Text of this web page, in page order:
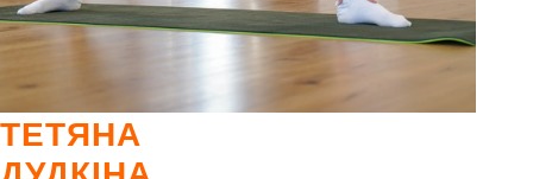
ТЕТЯНА